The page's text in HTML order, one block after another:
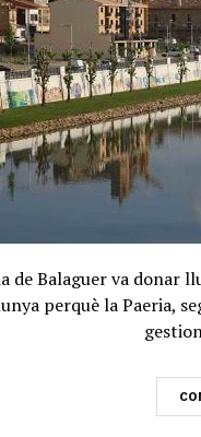
de Balaguer va donar
perquè la Paeria,